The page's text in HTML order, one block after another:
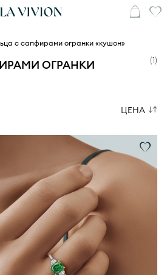
с сапфирами огранки «кушон»
ОГРАНКИ
(1)
ЦЕНА